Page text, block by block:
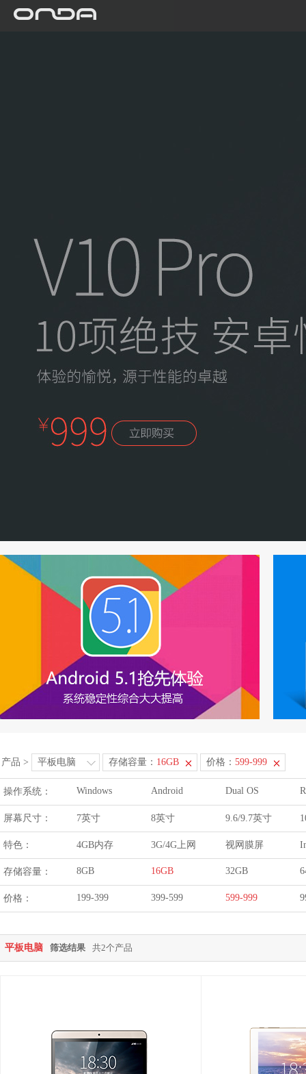
产品 > 平板电脑 存储容量： 16GB 价格： 599-999
操作系统： Windows Android Dual OS
屏幕尺寸： 7英寸 8英寸 9.6/9.7英寸
特色： 4GB内存 3G/4G上网 视网膜屏
存储容量： 8GB 16GB 32GB
价格： 199-399 399-599 599-999
平板电脑 筛选结果 共2个产品